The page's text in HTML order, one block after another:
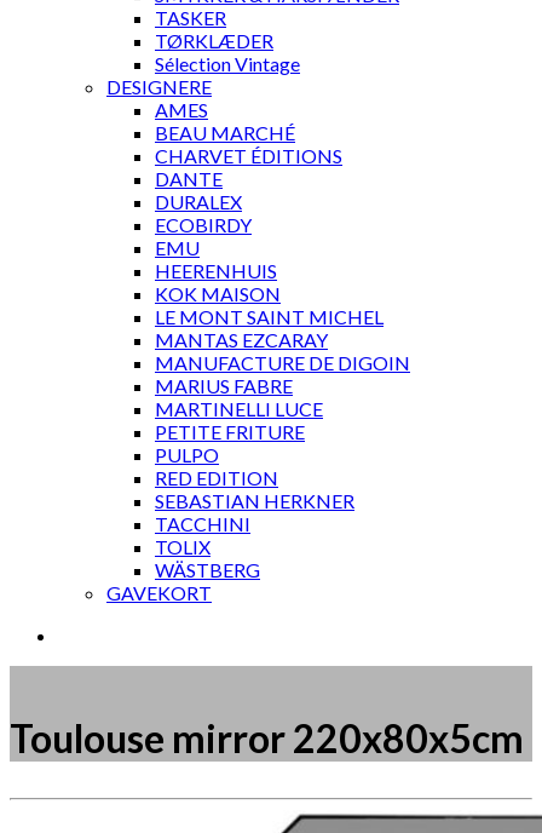
TASKER
TØRKLÆDER
Sélection Vintage
DESIGNERE
AMES
BEAU MARCHÉ
CHARVET ÉDITIONS
DANTE
DURALEX
ECOBIRDY
EMU
HEERENHUIS
KOK MAISON
LE MONT SAINT MICHEL
MANTAS EZCARAY
MANUFACTURE DE DIGOIN
MARIUS FABRE
MARTINELLI LUCE
PETITE FRITURE
PULPO
RED EDITION
SEBASTIAN HERKNER
TACCHINI
TOLIX
WÄSTBERG
GAVEKORT
Toulouse mirror 220x80x5cm
Måske kunne nogle af disse produkter have din